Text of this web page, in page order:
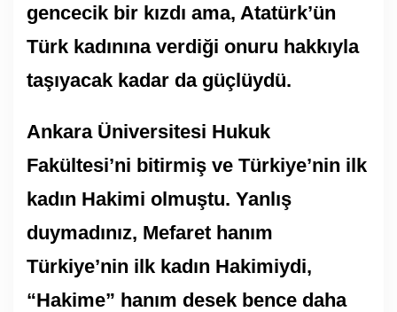
gencecik bir kızdı ama, Atatürk’ün
Türk kadınına verdiği onuru hakkıyla
taşıyacak kadar da güçlüydü.
Ankara Üniversitesi Hukuk
Fakültesi’ni bitirmiş ve Türkiye’nin ilk
kadın Hakimi olmuştu. Yanlış
duymadınız, Mefaret hanım
Türkiye’nin ilk kadın Hakimiydi,
“Hakime” hanım desek bence daha